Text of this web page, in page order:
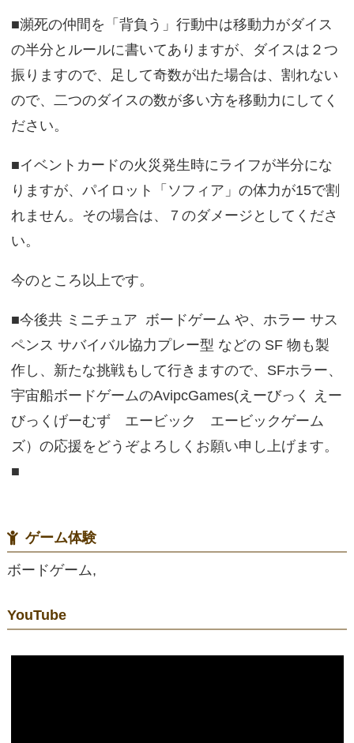
■瀕死の仲間を「背負う」行動中は移動力がダイス
の半分とルールに書いてありますが、ダイスは２つ
振りますので、足して奇数が出た場合は、割れない
ので、二つのダイスの数が多い方を移動力にしてく
ださい。
■イベントカードの火災発生時にライフが半分にな
りますが、パイロット「ソフィア」の体力が15で割
れません。その場合は、７のダメージとしてくださ
い。
今のところ以上です。
■今後共 ミニチュア ボードゲーム や、ホラー サス
ペンス サバイバル協力プレー型 などの SF 物も製
作し、新たな挑戦もして行きますので、SFホラー、
宇宙船ボードゲームのAvipcGames(えーびっく えー
びっくげーむず エービック エービックゲーム
ズ）の応援をどうぞよろしくお願い申し上げます。
■
ゲーム体験
ボードゲーム,
YouTube